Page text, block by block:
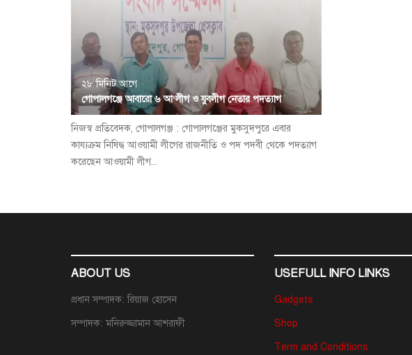
২৮ মিনিট আগে
গোপালগঞ্জে আবারো ৬ আ’লীগ ও যুবলীগ নেতার পদত্যাগ
নিজস্ব প্রতিবেদক, গোপালগঞ্জ : গোপালগঞ্জের মুকসুদপুরে এবার
কায্যক্রম নিষিদ্ধ আওয়ামী লীগের রাজনীতি ও পদ পদবী থেকে পদত্যাগ
করেছেন আওয়ামী লীগ...
ABOUT US
প্রধান সম্পাদক: রিয়াজ হোসেন
সম্পাদক: মনিরুজ্জামান আশরাফী
USEFULL INFO LINKS
Gadgets
Shop
Term and Conditions